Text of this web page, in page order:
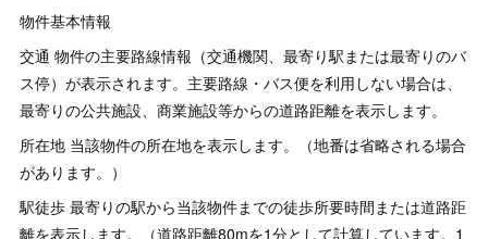
物件基本情報
交通 物件の主要路線情報（交通機関、最寄り駅または最寄りのバ
ス停）が表示されます。主要路線・バス便を利用しない場合は、
最寄りの公共施設、商業施設等からの道路距離を表示します。
所在地 当該物件の所在地を表示します。（地番は省略される場合
があります。）
駅徒歩 最寄りの駅から当該物件までの徒歩所要時間または道路距
離を表示します。（道路距離80mを1分として計算しています。1